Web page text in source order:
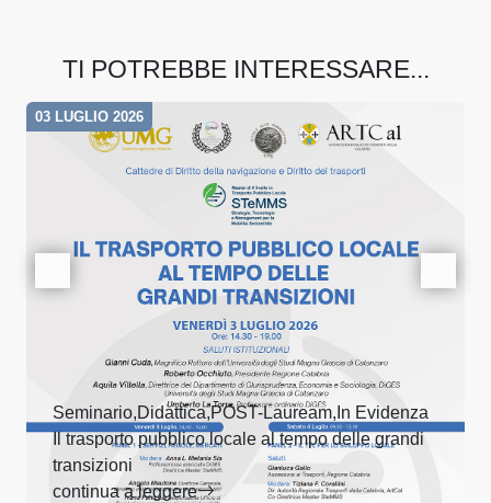
TI POTREBBE INTERESSARE...
03 LUGLIO 2026
Seminario,Didattica,POST-Lauream,In Evidenza
Il trasporto pubblico locale al tempo delle grandi
transizioni
continua a leggere